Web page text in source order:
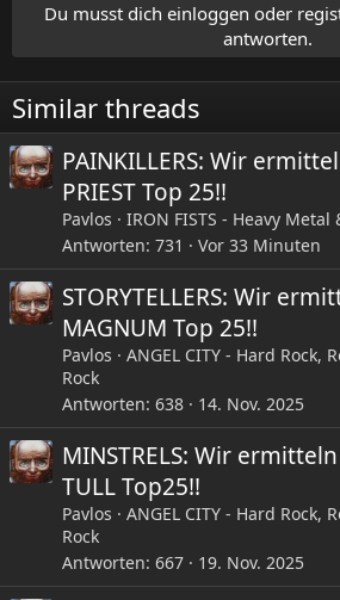
o
n
e
n
:
Du musst dich einloggen oder
antworten.
Similar threads
PAINKILLERS: Wir
PRIEST Top 25!!
Pavlos
IRON FISTS - Heavy Metal
Antworten 731 Vor 33 Minuten
STORYTELLERS: Wir
MAGNUM Top 25!!
Pavlos
ANGEL CITY - Hard Rock,
Rock
Antworten 638 14. Nov. 2025
MINSTRELS: Wir
TULL Top25!!
Pavlos
ANGEL CITY - Hard Rock,
Rock
Antworten 667 19. Nov. 2025